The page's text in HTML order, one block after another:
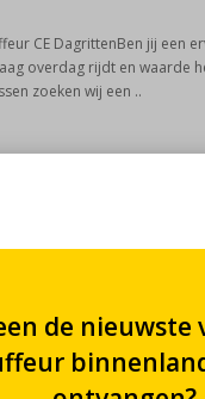
CE DagrittenBen jij een
overdag rijdt en waarde
zoeken wij een ..
voor winkeldistributie, staat
Een salaris dat ..